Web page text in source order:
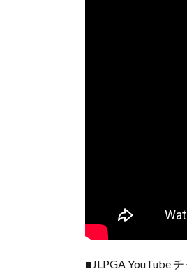
■JLPGA YouTube